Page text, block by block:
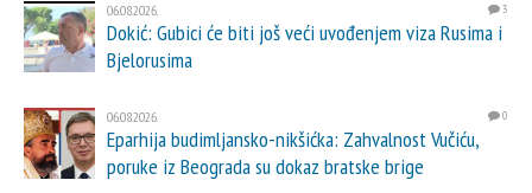
06.08.2026. 3
Dokić: Gubici će biti još veći uvođenjem viza Rusima i
Bjelorusima
06.08.2026. 0
Eparhija budimljansko-nikšićka: Zahvalnost Vučiću,
poruke iz Beograda su dokaz bratske brige